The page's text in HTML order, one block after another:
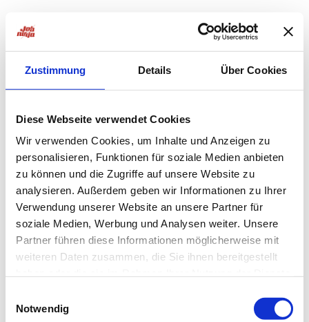
Zustimmung Details Über Cookies
Diese Webseite verwendet Cookies
Wir verwenden Cookies, um Inhalte und Anzeigen zu
personalisieren, Funktionen für soziale Medien anbieten
zu können und die Zugriffe auf unsere Website zu
analysieren. Außerdem geben wir Informationen zu Ihrer
Verwendung unserer Website an unsere Partner für
soziale Medien, Werbung und Analysen weiter. Unsere
Partner führen diese Informationen möglicherweise mit
weiteren Daten zusammen, die Sie ihnen bereitgestellt
Notwendig
loadingjobninja.com
for more